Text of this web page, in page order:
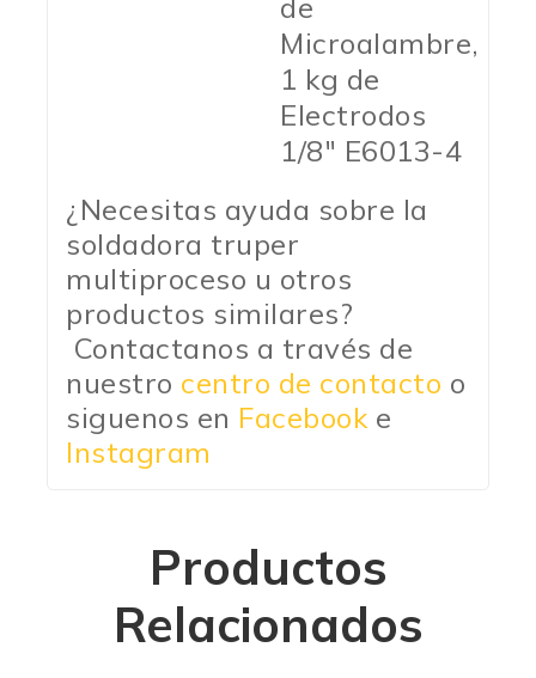
de
Microalambre,
1 kg de
Electrodos
1/8″ E6013-4
¿Necesitas ayuda sobre la
soldadora truper
multiproceso u otros
productos similares?
Contactanos a través de
nuestro centro de contacto o
siguenos en Facebooke
Instagram
Productos
Relacionados